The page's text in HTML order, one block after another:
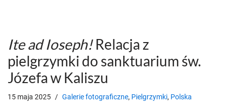
Ite ad Ioseph!Relacja z
pielgrzymki do sanktuarium św.
Józefa w Kaliszu
15 maja 2025 Galerie fotograficzne, Pielgrzymki, Polska